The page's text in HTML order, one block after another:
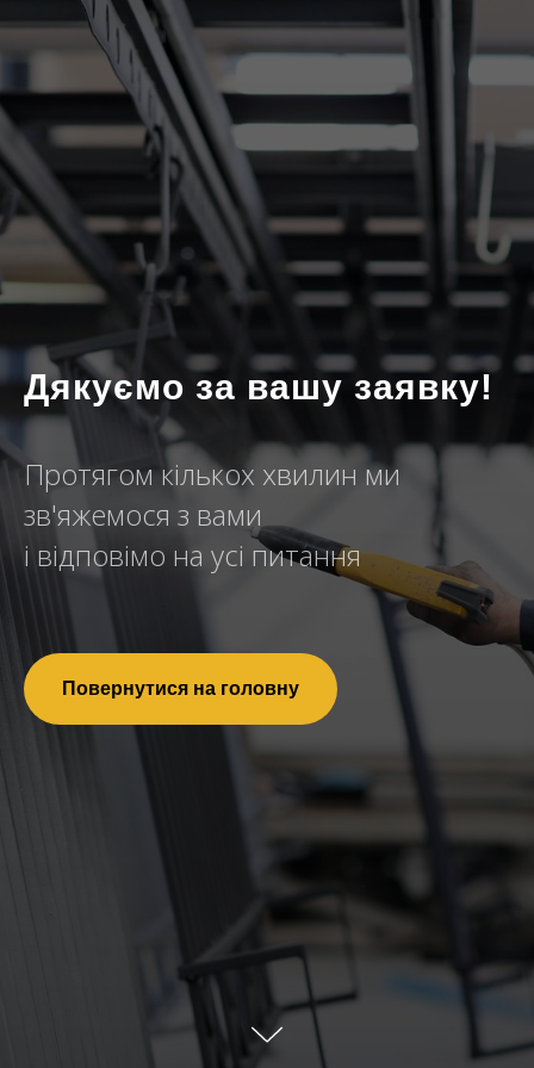
Дякуємо за вашу заявку!
Протягом кількох хвилин ми
зв'яжемося з вами
і відповімо на усі питання
Повернутися на головну